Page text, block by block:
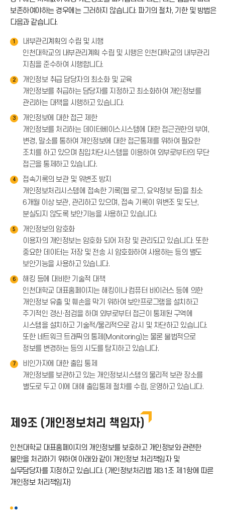
보존하여야하는 경우에는 그러하지 않습니다. 파기의 절차, 기한 및 방법은
다음과 같습니다.
1
내부관리계획의 수립 및 시행
인천대학교의 내부관리계획 수립 및 시행은 인천대학교의 내부관리
지침을 준수하여 시행합니다.
2
개인정보 취급 담당자의 최소화 및 교육
개인정보를 취급하는 담당자를 지정하고 최소화하여 개인정보를
관리하는 대책을 시행하고 있습니다.
3
개인정보에 대한 접근 제한
개인정보를 처리하는 데이터베이스시스템에 대한 접근권한의 부여,
변경, 말소를 통하여 개인정보에 대한 접근통제를 위하여 필요한
조치를 하고 있으며 침입차단시스템을 이용하여 외부로부터의 무단
접근을 통제하고 있습니다.
4
접속기록의 보관 및 위변조 방지
개인정보처리시스템에 접속한 기록(웹 로그, 요약정보 등)을 최소
6개월 이상 보관, 관리하고 있으며, 접속 기록이 위변조 및 도난,
분실되지 않도록 보안기능을 사용하고 있습니다.
5
개인정보의 암호화
이용자의 개인정보는 암호화 되어 저장 및 관리되고 있습니다. 또한
중요한 데이터는 저장 및 전송 시 암호화하여 사용하는 등의 별도
보안기능을 사용하고 있습니다.
6
해킹 등에 대비한 기술적 대책
인천대학교 대표홈페이지는 해킹이나 컴퓨터 바이러스 등에 의한
개인정보 유출 및 훼손을 막기 위하여 보안프로그램을 설치하고
주기적인 갱신·점검을 하며 외부로부터 접근이 통제된 구역에
시스템을 설치하고 기술적/물리적으로 감시 및 차단하고 있습니다.
또한 네트워크 트래픽의 통제(Monitoring)는 물론 불법적으로
정보를 변경하는 등의 시도를 탐지하고 있습니다.
7
비인가자에 대한 출입 통제
개인정보를 보관하고 있는 개인정보시스템의 물리적 보관 장소를
별도로 두고 이에 대해 출입통제 절차를 수립, 운영하고 있습니다.
제9조 (개인정보처리 책임자)
인천대학교 대표홈페이지의 개인정보를 보호하고 개인정보와 관련한
불만을 처리하기 위하여 아래와 같이 개인정보 처리책임자 및
실무담당자를 지정하고 있습니다. (개인정보처리법 제31조 제1항에 따른
개인정보 처리책임자)